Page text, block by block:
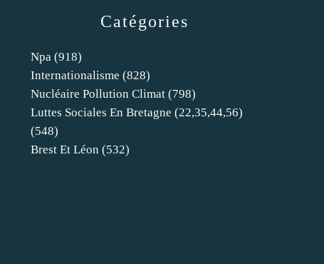
Catégories
Npa (918)
Internationalisme (828)
Nucléaire Pollution Climat (798)
Luttes Sociales En Bretagne (22,35,44,56)
(548)
Brest Et Léon (532)